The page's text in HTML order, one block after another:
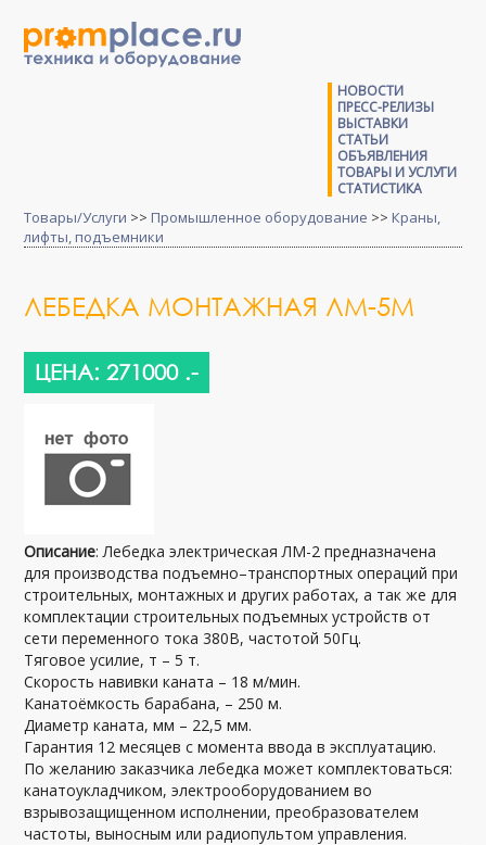
НОВОСТИ
ПРЕСС-РЕЛИЗЫ
ВЫСТАВКИ
СТАТЬИ
ОБЪЯВЛЕНИЯ
ТОВАРЫ И УСЛУГИ
СТАТИСТИКА
Товары/Услуги >> Промышленное оборудование >> Краны,
лифты, подъемники
ЛЕБЕДКА МОНТАЖНАЯ ЛМ-5М
ЦЕНА: 271000 .-
Описание: Лебедка электрическая ЛМ-2 предназначена
для производства подъемно–транспортных операций при
строительных, монтажных и других работах, а так же для
комплектации строительных подъемных устройств от
сети переменного тока 380В, частотой 50Гц.
Тяговое усилие, т – 5 т.
Скорость навивки каната – 18 м/мин.
Канатоёмкость барабана, – 250 м.
Диаметр каната, мм – 22,5 мм.
Гарантия 12 месяцев с момента ввода в эксплуатацию.
По желанию заказчика лебедка может комплектоваться:
канатоукладчиком, электрооборудованием во
взрывозащищенном исполнении, преобразователем
частоты, выносным или радиопультом управления.